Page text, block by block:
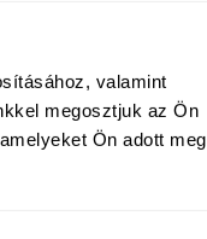
valamint
megosztjuk az Ön
Ön adott meg